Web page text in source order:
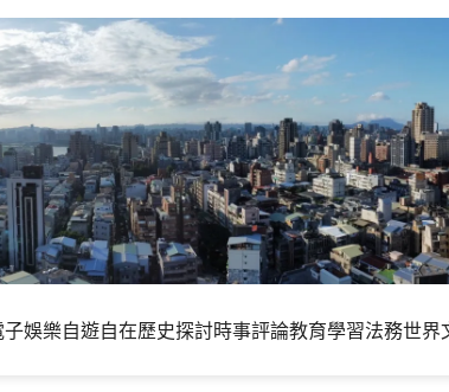
子娛樂自遊自在歷史探討時事評論教育學習法務世界